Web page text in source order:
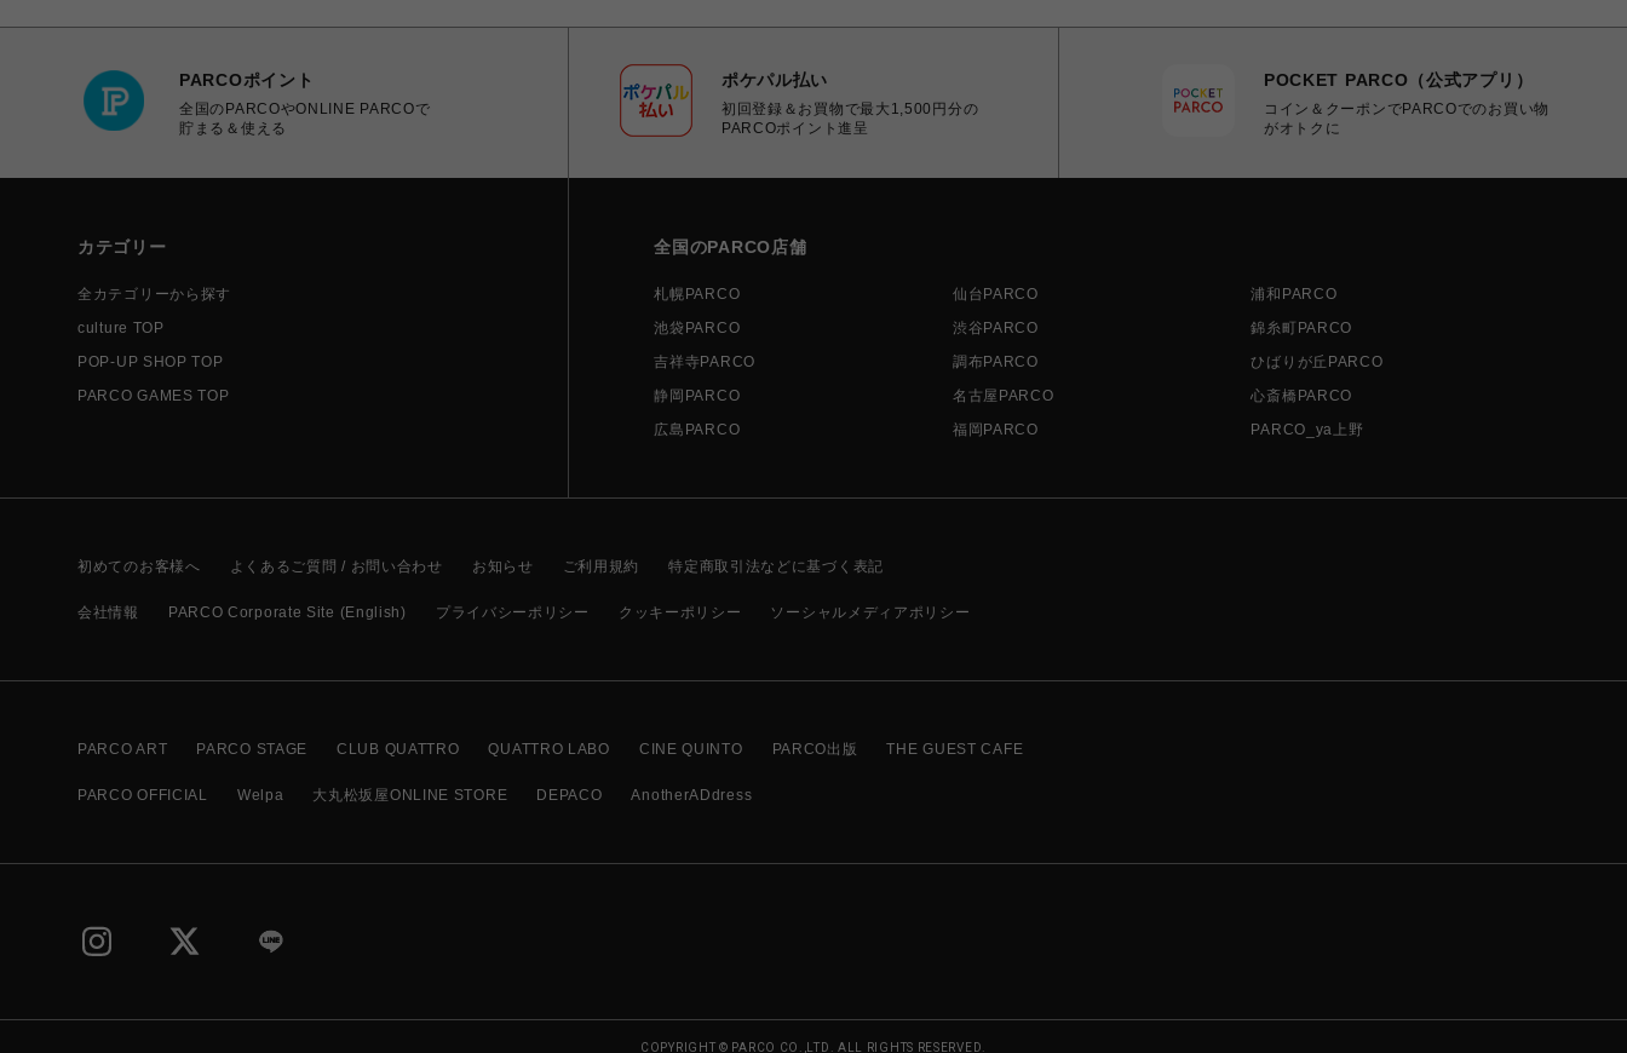
PARCOポイント
全国のPARCOやONLINE PARCOで
貯まる＆使える
ポケパル払い
初回登録＆お買物で最大1,500円分の
PARCOポイント進呈
POCKET PARCO（公式アプリ）
コイン＆クーポンでPARCOでのお買い物
がオトクに
カテゴリー
全カテゴリーから探す
culture TOP
POP-UP SHOP TOP
PARCO GAMES TOP
全国のPARCO店舗
札幌PARCO 仙台PARCO
浦和PARCO
池袋PARCO
渋谷PARCO
錦糸町PARCO
吉祥寺PARCO
調布PARCO
ひばりが丘PARCO
静岡PARCO
名古屋PARCO
心斎橋PARCO
広島PARCO
福岡PARCO PARCO_ya上野
初めてのお客様へ よくあるご質問 / お問い合わせ お知らせ ご利用規約 特定商取引法などに基づく表記
会社情報 PARCO Corporate Site (English) プライバシーポリシー クッキーポリシー ソーシャルメディアポリシー
PARCO ART PARCO STAGE CLUB QUATTRO QUATTRO LABO CINE QUINTO PARCO出版 THE GUEST CAFE
PARCO OFFICIAL Welpa 大丸松坂屋ONLINE STORE DEPACO AnotherADdress
COPYRIGHT © PARCO CO.,LTD. ALL RIGHTS RESERVED.